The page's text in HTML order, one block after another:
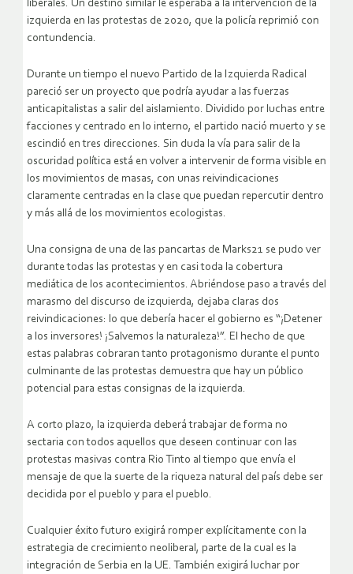
liberales. Un destino similar le esperaba a la intervención de la
izquierda en las protestas de 2020, que la policía reprimió con
contundencia.
Durante un tiempo el nuevo Partido de la Izquierda Radical
pareció ser un proyecto que podría ayudar a las fuerzas
anticapitalistas a salir del aislamiento. Dividido por luchas entre
facciones y centrado en lo interno, el partido nació muerto y se
escindió en tres direcciones. Sin duda la vía para salir de la
oscuridad política está en volver a intervenir de forma visible en
los movimientos de masas, con unas reivindicaciones
claramente centradas en la clase que puedan repercutir dentro
y más allá de los movimientos ecologistas.
Una consigna de una de las pancartas de Marks21 se pudo ver
durante todas las protestas y en casi toda la cobertura
mediática de los acontecimientos. Abriéndose paso a través del
marasmo del discurso de izquierda, dejaba claras dos
reivindicaciones: lo que debería hacer el gobierno es “¡Detener
a los inversores! ¡Salvemos la naturaleza!”. El hecho de que
estas palabras cobraran tanto protagonismo durante el punto
culminante de las protestas demuestra que hay un público
potencial para estas consignas de la izquierda.
A corto plazo, la izquierda deberá trabajar de forma no
sectaria con todos aquellos que deseen continuar con las
protestas masivas contra Rio Tinto al tiempo que envía el
mensaje de que la suerte de la riqueza natural del país debe ser
decidida por el pueblo y para el pueblo.
Cualquier éxito futuro exigirá romper explícitamente con la
estrategia de crecimiento neoliberal, parte de la cual es la
integración de Serbia en la UE. También exigirá luchar por